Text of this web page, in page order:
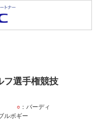
フ選手権競技
○ ：バーディ
ルボギー